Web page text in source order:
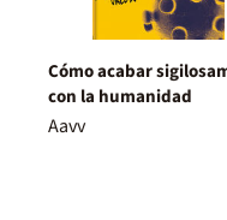
Cómo acabar
con la humanidad
Aavv